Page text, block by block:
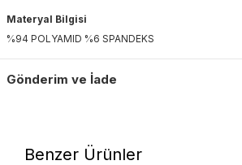
Materyal Bilgisi
%94 POLYAMID %6 SPANDEKS
Gönderim ve İade
Benzer Ürünler